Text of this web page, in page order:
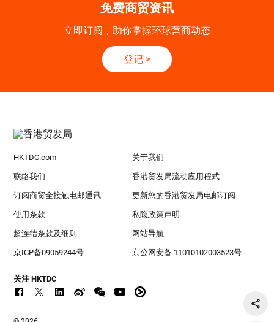
免费商贸资讯
立即订阅，助你掌握环球营商动态
登记 >
HKTDC.com 关于我们
联络我们 香港贸发局流动应用程式
订阅商贸全接触电邮通讯 更新您的香港贸发局电邮订阅
使用条款 私隐政策声明
超连结条款及细则 网站导航
京ICP备09059244号 京公网安备 11010102003523号
关注 HKTDC